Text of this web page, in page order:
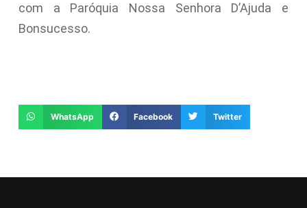
com a Paróquia Nossa Senhora D’Ajuda e
Bonsucesso.
WhatsApp Facebook Twitter